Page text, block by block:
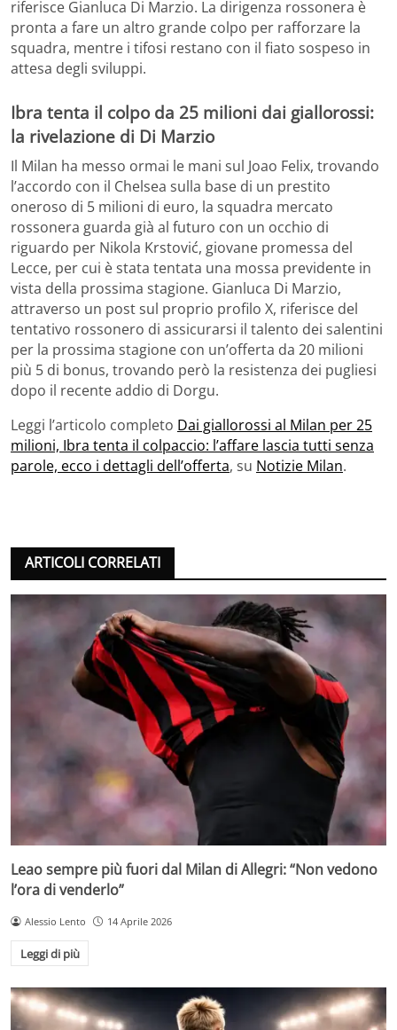
riferisce Gianluca Di Marzio. La dirigenza rossonera è
pronta a fare un altro grande colpo per rafforzare la
squadra, mentre i tifosi restano con il fiato sospeso in
attesa degli sviluppi.
Ibra tenta il colpo da 25 milioni dai giallorossi:
la rivelazione di Di Marzio
Il Milan ha messo ormai le mani sul Joao Felix, trovando
l’accordo con il Chelsea sulla base di un prestito
oneroso di 5 milioni di euro, la squadra mercato
rossonera guarda già al futuro con un occhio di
riguardo per Nikola Krstović, giovane promessa del
Lecce, per cui è stata tentata una mossa previdente in
vista della prossima stagione. Gianluca Di Marzio,
attraverso un post sul proprio profilo X, riferisce del
tentativo rossonero di assicurarsi il talento dei salentini
per la prossima stagione con un’offerta da 20 milioni
più 5 di bonus, trovando però la resistenza dei pugliesi
dopo il recente addio di Dorgu.
Leggi l’articolo completo Dai giallorossi al Milan per 25
milioni, Ibra tenta il colpaccio: l’affare lascia tutti senza
parole, ecco i dettagli dell’offerta, su Notizie Milan.
ARTICOLI CORRELATI
Leao sempre più fuori dal Milan di Allegri: “Non vedono
l’ora di venderlo”
Alessio Lento 14 Aprile 2026
Leggi di più